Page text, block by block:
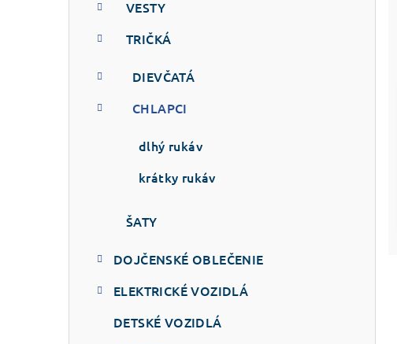
VESTY
TRIČKÁ
DIEVČATÁ
CHLAPCI
dlhý rukáv
krátky rukáv
ŠATY
DOJČENSKÉ OBLEČENIE
ELEKTRICKÉ VOZIDLÁ
DETSKÉ VOZIDLÁ